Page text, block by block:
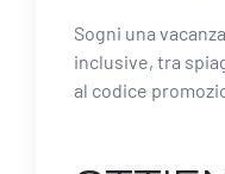
Sogni una
inclusive, tra
al codice